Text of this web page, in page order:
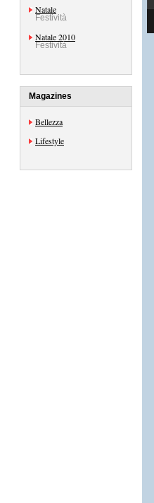
Natale
Festività
Natale 2010
Festività
Magazines
Bellezza
Lifestyle